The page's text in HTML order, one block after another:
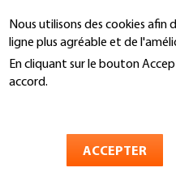
Nous utilisons des cookies afin
ligne plus agréable et de
En cliquant sur le bouton
accord.
ACCEPTER
au
contenu
principal
You